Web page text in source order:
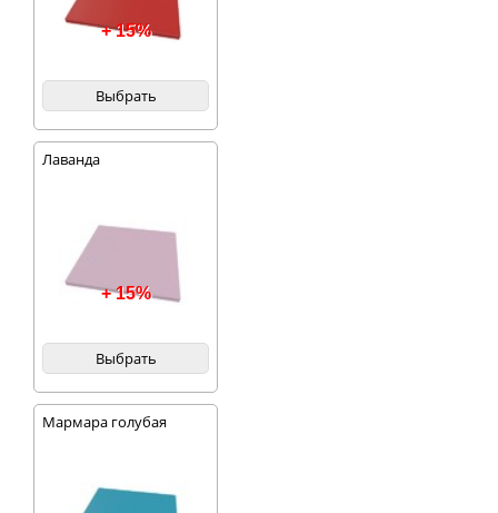
+ 15%
Выбрать
Лаванда
+ 15%
Выбрать
Мармара голубая